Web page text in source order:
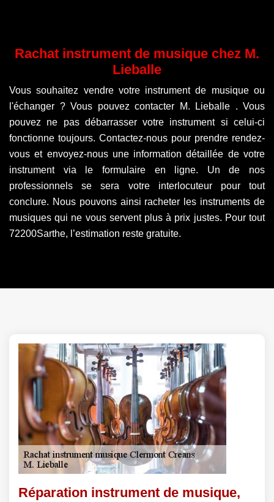
Rachat instrument de musique chez M.
Lieballe
Vous souhaitez vendre votre instrument de musique ou
l'échanger ? Vous pouvez contacter M. Lieballe . Vous
pouvez ne pas débarrasser votre instrument si celui-ci
fonctionne toujours. Contactez-nous pour prendre rendez-
vous et envoyez-nous une information détaillée de votre
instrument via le formulaire en ligne. Un de nos
professionnels se sera votre interlocuteur pour tout
conclure. Nous pouvons ainsi racheter les instruments de
musiques qui ne vous servent plus à prix justes. Pour tout
72200Sarthe, l’estimation reste gratuite.
Réparation instrument de musique,